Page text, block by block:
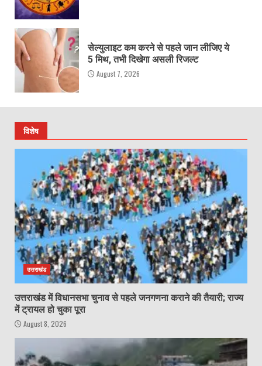
सेल्युलाइट कम करने से पहले जान लीजिए ये
5 मिथ, तभी दिखेगा असली रिजल्ट
August 7, 2026
विशेष
उत्तराखंड
उत्तराखंड में विधानसभा चुनाव से पहले जनगणना कराने की तैयारी; राज्य
में ट्रायल हो चुका पूरा
August 8, 2026